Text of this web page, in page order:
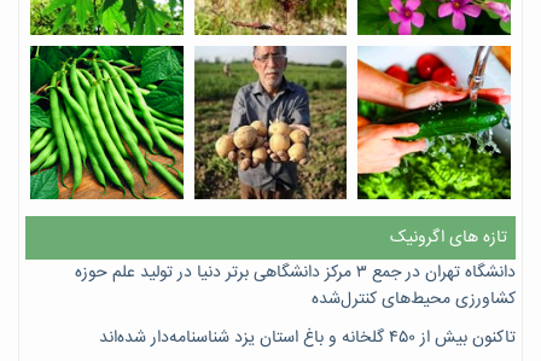
تازه های اگرونیک
دانشگاه تهران در جمع ۳ مرکز دانشگاهی برتر دنیا در تولید علم حوزه
کشاورزی محیط‌های کنترل‌شده
تاکنون بیش از ۴۵۰ گلخانه و باغ استان یزد شناسنامه‌دار شده‌اند